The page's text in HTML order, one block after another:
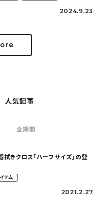
2024.9.23
人気記事
全期間
きクロス「ハーフサイズ」の登
テム
2021.2.27